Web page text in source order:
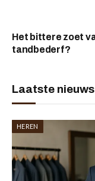
Het bittere zoet
tandbederf?
Laatste nieuws
HEREN